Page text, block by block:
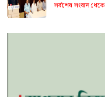
সর্বশেষ সংবাদ থেকে